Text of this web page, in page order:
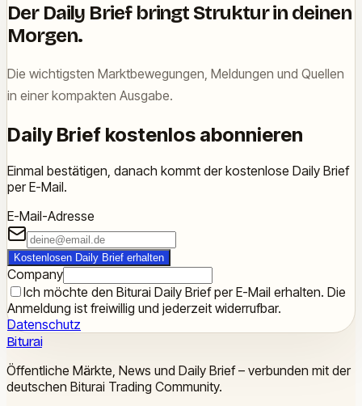
Der Daily Brief bringt Struktur in deinen
Morgen.
Die wichtigsten Marktbewegungen, Meldungen und Quellen
in einer kompakten Ausgabe.
Daily Brief kostenlos abonnieren
Einmal bestätigen, danach kommt der kostenlose Daily Brief
per E-Mail.
E-Mail-Adresse
Kostenlosen Daily Brief erhalten
Company
Ich möchte den Biturai Daily Brief per E-Mail erhalten. Die
Anmeldung ist freiwillig und jederzeit widerrufbar.
Datenschutz
Biturai
Öffentliche Märkte, News und Daily Brief – verbunden mit der
deutschen Biturai Trading Community.